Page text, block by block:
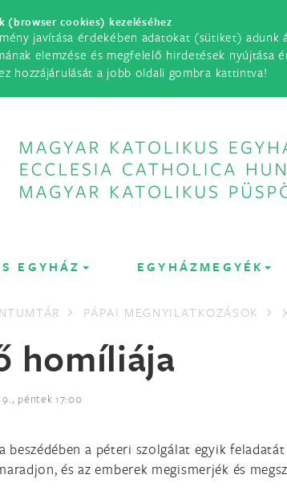
(browser cookies) kezeléséhez
javítása érdekében adatokat (sütiket) adunk
elemzése és megfelelő hirdetések nyújtása
hozzájárulását a jobb oldali gombra kattintva!
EGYHÁZ EGYHÁZMEGYÉK
PÁPAI MEGNYILATKOZÁSOK
homíliája
9., péntek 17:00
beszédében a péteri szolgálat egyik
és az emberek megismerjék és